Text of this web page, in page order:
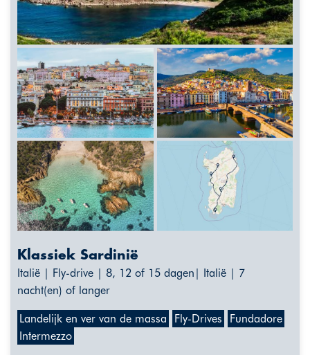
Klassiek Sardinië
Italië | Fly-drive | 8, 12 of 15 dagen| Italië | 7
nacht(en) of langer
Landelijk en ver van de massa Fly-Drives
Fundadore
Intermezzo